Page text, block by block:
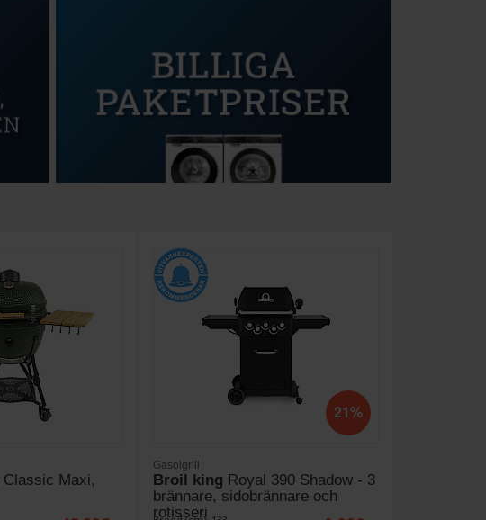
Classic Maxi,
21%
Gasolgrill
Broil king Royal 390 Shadow - 3
brännare, sidobrännare och
rotisseri